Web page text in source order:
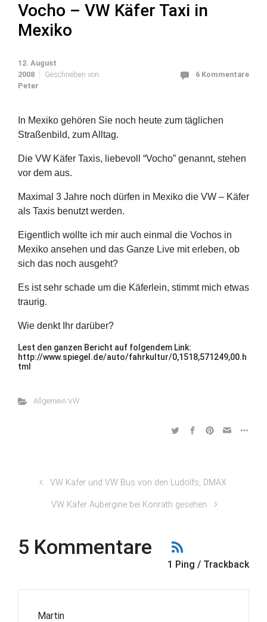
Vocho – VW Käfer Taxi in
Mexiko
12. August
2008
Geschrieben von
Peter
6 Kommentare
In Mexiko gehören Sie noch heute zum täglichen
Straßenbild, zum Alltag.
Die VW Käfer Taxis, liebevoll “Vocho” genannt, stehen
vor dem aus.
Maximal 3 Jahre noch dürfen in Mexiko die VW – Käfer
als Taxis benutzt werden.
Eigentlich wollte ich mir auch einmal die Vochos in
Mexiko ansehen und das Ganze Live mit erleben, ob
sich das noch ausgeht?
Es ist sehr schade um die Käferlein, stimmt mich etwas
traurig.
Wie denkt Ihr darüber?
Lest den ganzen Bericht auf folgendem Link:
http://www.spiegel.de/auto/fahrkultur/0,1518,571249,00.h
tml
Allgemein VW
VW Käfer und VW Bus von den Ludolfs, DMAX
VW Käfer Aubergine bei Konrath gesehen
5 Kommentare
1 Ping / Trackback
Martin